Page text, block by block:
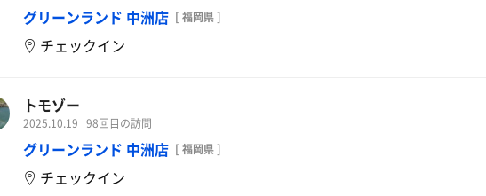
グリーンランド 中洲店 [ 福岡県 ]
チェックイン
トモゾー
2025.10.19 98回目の訪問
グリーンランド 中洲店 [ 福岡県 ]
チェックイン